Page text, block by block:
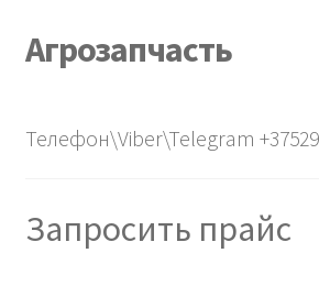
Перейти
к
Перейти
к
Агрозапчасть
О нас
Телефон\Viber\Telegram
Запросить прайс